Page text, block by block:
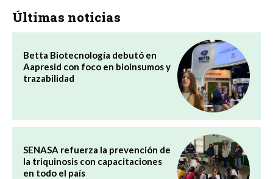
Últimas noticias
Betta Biotecnología debutó en
Aapresid con foco en bioinsumos y
trazabilidad
SENASA refuerza la prevención de
la triquinosis con capacitaciones
en todo el país